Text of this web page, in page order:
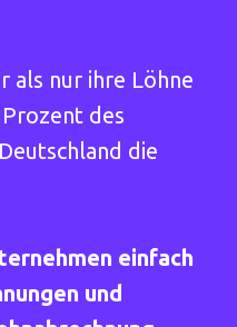
als nur ihre Löhne
des
die
einfach
und